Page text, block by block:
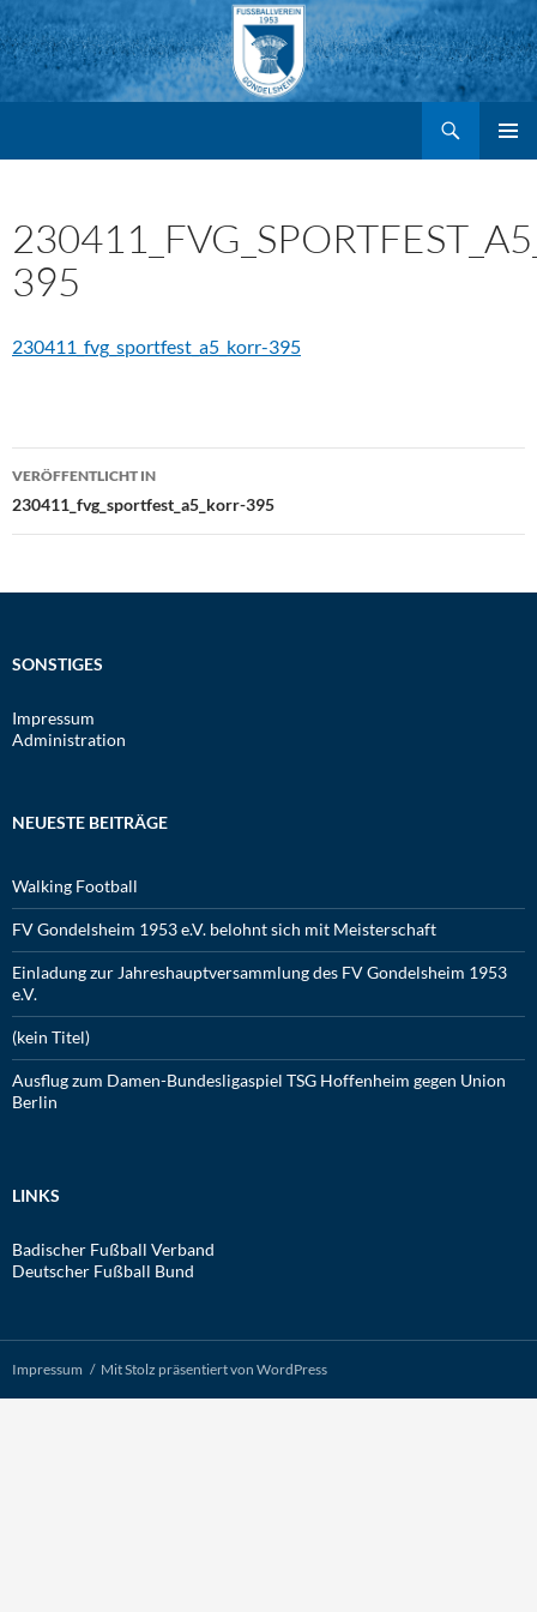
Zum
Inhalt
springen
395
230411_fvg_sportfest_a5_korr-395
Beitragsnavigation
VERÖFFENTLICHT IN
230411_fvg_sportfest_a5_korr-395
SONSTIGES
Impressum
Administration
NEUESTE BEITRÄGE
Walking Football
FV Gondelsheim 1953 e.V. belohnt sich mit Meisterschaft
Einladung zur Jahreshauptversammlung des FV Gondelsheim 1953
e.V.
(kein Titel)
Ausflug zum Damen-Bundesligaspiel TSG Hoffenheim gegen Union
Berlin
LINKS
Badischer Fußball Verband
Deutscher Fußball Bund
Impressum Mit Stolz präsentiert von WordPress